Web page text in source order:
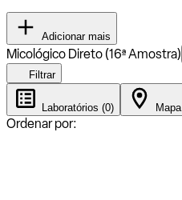
Adicionar mais
Micológico Direto (16ª Amostra)
Filtrar
Laboratórios (0) Mapa
Ordenar por: